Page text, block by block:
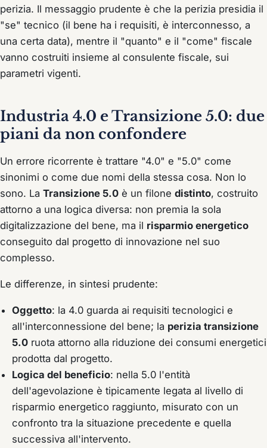
perizia. Il messaggio prudente è che la perizia presidia il
"se" tecnico (il bene ha i requisiti, è interconnesso, a
una certa data), mentre il "quanto" e il "come" fiscale
vanno costruiti insieme al consulente fiscale, sui
parametri vigenti.
Industria 4.0 e Transizione 5.0: due
piani da non confondere
Un errore ricorrente è trattare "4.0" e "5.0" come
sinonimi o come due nomi della stessa cosa. Non lo
sono. La Transizione 5.0 è un filone distinto, costruito
attorno a una logica diversa: non premia la sola
digitalizzazione del bene, ma il risparmio energetico
conseguito dal progetto di innovazione nel suo
complesso.
Le differenze, in sintesi prudente:
Oggetto: la 4.0 guarda ai requisiti tecnologici e
all'interconnessione del bene; la perizia transizione
5.0 ruota attorno alla riduzione dei consumi energetici
prodotta dal progetto.
Logica del beneficio: nella 5.0 l'entità
dell'agevolazione è tipicamente legata al livello di
risparmio energetico raggiunto, misurato con un
confronto tra la situazione precedente e quella
successiva all'intervento.